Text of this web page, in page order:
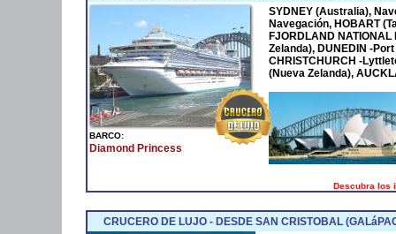
BARCO:
Diamond Princess
SYDNEY (Australia),
Navegación, HOBART
FJORDLAND
Zelanda), DUNEDIN -
CHRISTCHURCH -
(Nueva Zelanda),
Descubra los
CRUCERO DE LUJO - DESDE SAN CRISTOBAL